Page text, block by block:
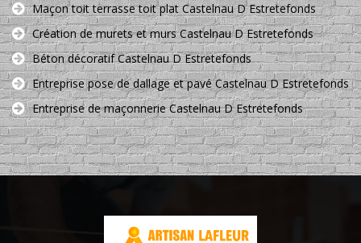
Maçon toit terrasse toit plat Castelnau D Estretefonds
Création de murets et murs Castelnau D Estretefonds
Béton décoratif Castelnau D Estretefonds
Entreprise pose de dallage et pavé Castelnau D Estretefonds
Entreprise de maçonnerie Castelnau D Estretefonds